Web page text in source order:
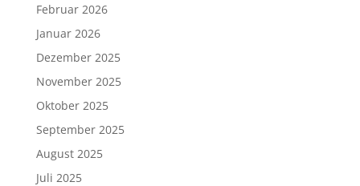
Februar 2026
Januar 2026
Dezember 2025
November 2025
Oktober 2025
September 2025
August 2025
Juli 2025